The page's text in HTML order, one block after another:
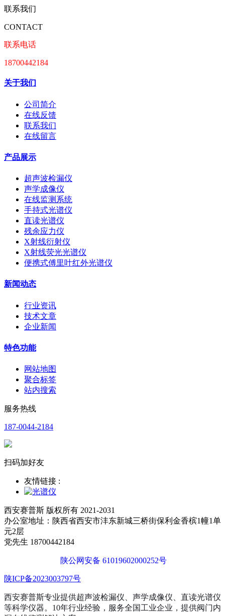
联系我们
CONTACT
联系电话
18700442184
关于我们
公司简介
在线反馈
联系我们
在线留言
产品展示
超声波检漏仪
声学成像仪
在线监测系统
手持式光谱仪
直读光谱仪
残余应力仪
X射线衍射仪
X射线荧光光谱仪
便携式傅里叶红外光谱仪
新闻动态
行业资讯
技术文章
企业新闻
特色功能
网站地图
聚合标签
站内搜索
服务热线
187-0044-2184
扫码加好友
友情链接 :
西安赛普斯 版权所有 2021-2031
办公室地址：陕西省西安市沣东新城三桥街保利金香槟1幢1单
元2层
党先生 18700442184
陕公网安备 61019602000252号
陕ICP备2023003797号
西安赛普斯专业提供超声波检漏仪、声学成像仪、直读光谱仪
等科学仪器。10年行业经验，服务全国工业企业，提供阀门内